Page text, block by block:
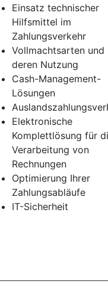
Einsatz technischer
Hilfsmittel im
Zahlungsverkehr
Vollmachtsarten und
deren Nutzung
Cash-Management-
Lösungen
Elektronische
Komplettlösung für
Verarbeitung von
Rechnungen
Optimierung Ihrer
Zahlungsabläufe
IT-Sicherheit